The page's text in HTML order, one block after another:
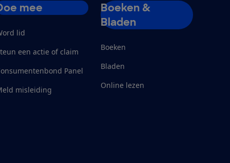
mee
lid
een actie of claim
Panel
misleiding
Boeken &
Bladen
Boeken
Bladen
Online lezen